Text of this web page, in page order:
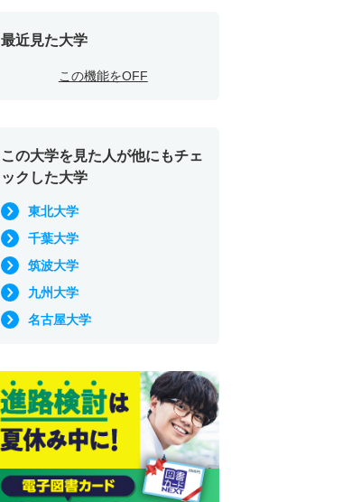
最近見た大学
この機能をOFF
この大学を見た人が他にもチェ
ックした大学
東北大学
千葉大学
筑波大学
九州大学
名古屋大学